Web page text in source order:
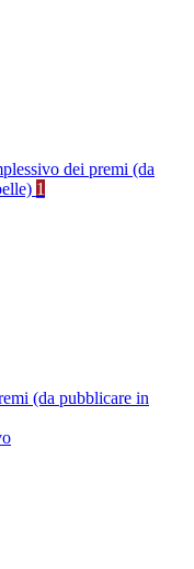
dei premi (da
1
(da pubblicare in